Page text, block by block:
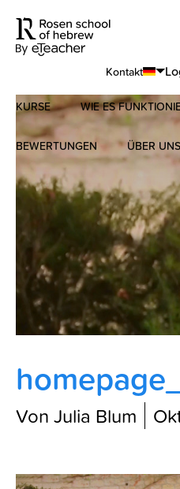
Kontakt
English
Português
Français
Deutsch
Русский
KURSE
Modernes Hebräisch
Biblisches Hebräisch
WIE ES
BEWERTUNGEN ÜBER UNS
Über
Über
Blog
Von Julia Blum